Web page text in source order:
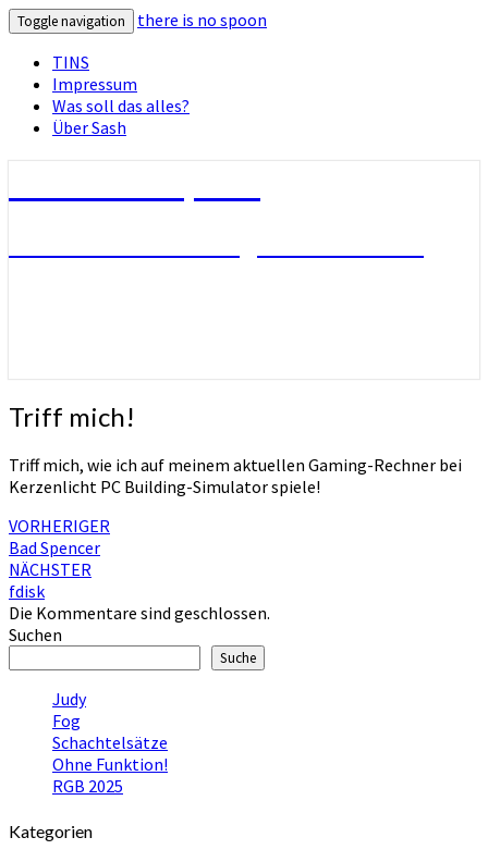
Toggle navigation
there is no spoon
TINS
Impressum
Was soll das alles?
Über Sash
Triff
mich!
Triff mich!
Triff mich, wie ich auf meinem aktuellen Gaming-Rechner bei
Kerzenlicht PC Building-Simulator spiele!
Beitragsnavigation
VORHERIGER
Bad Spencer
NÄCHSTER
fdisk
Die Kommentare sind geschlossen.
Suchen
Suche
Judy
Fog
Schachtelsätze
Ohne Funktion!
RGB 2025
Kategorien